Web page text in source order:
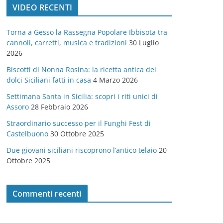
o
r
e
VIDEO RECENTI
Torna a Gesso la Rassegna Popolare Ibbisota tra
cannoli, carretti, musica e tradizioni 30 Luglio
2026
Biscotti di Nonna Rosina: la ricetta antica dei
dolci Siciliani fatti in casa 4 Marzo 2026
Settimana Santa in Sicilia: scopri i riti unici di
Assoro 28 Febbraio 2026
Straordinario successo per il Funghi Fest di
Castelbuono 30 Ottobre 2025
Due giovani siciliani riscoprono l’antico telaio 20
Ottobre 2025
Commenti recenti